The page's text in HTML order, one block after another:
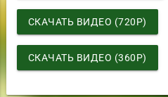
СКАЧАТЬ ВИДЕО (720P)
СКАЧАТЬ ВИДЕО (360P)